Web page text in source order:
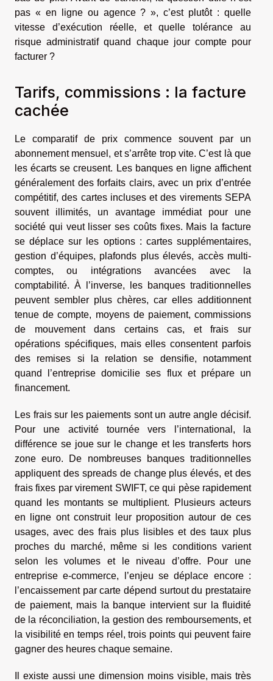
pas « en ligne ou agence ? », c’est plutôt : quelle
vitesse d’exécution réelle, et quelle tolérance au
risque administratif quand chaque jour compte pour
facturer ?
Tarifs, commissions : la facture
cachée
Le comparatif de prix commence souvent par un
abonnement mensuel, et s’arrête trop vite. C’est là que
les écarts se creusent. Les banques en ligne affichent
généralement des forfaits clairs, avec un prix d’entrée
compétitif, des cartes incluses et des virements SEPA
souvent illimités, un avantage immédiat pour une
société qui veut lisser ses coûts fixes. Mais la facture
se déplace sur les options : cartes supplémentaires,
gestion d’équipes, plafonds plus élevés, accès multi-
comptes, ou intégrations avancées avec la
comptabilité. À l’inverse, les banques traditionnelles
peuvent sembler plus chères, car elles additionnent
tenue de compte, moyens de paiement, commissions
de mouvement dans certains cas, et frais sur
opérations spécifiques, mais elles consentent parfois
des remises si la relation se densifie, notamment
quand l’entreprise domicilie ses flux et prépare un
financement.
Les frais sur les paiements sont un autre angle décisif.
Pour une activité tournée vers l’international, la
différence se joue sur le change et les transferts hors
zone euro. De nombreuses banques traditionnelles
appliquent des spreads de change plus élevés, et des
frais fixes par virement SWIFT, ce qui pèse rapidement
quand les montants se multiplient. Plusieurs acteurs
en ligne ont construit leur proposition autour de ces
usages, avec des frais plus lisibles et des taux plus
proches du marché, même si les conditions varient
selon les volumes et le niveau d’offre. Pour une
entreprise e-commerce, l’enjeu se déplace encore :
l’encaissement par carte dépend surtout du prestataire
de paiement, mais la banque intervient sur la fluidité
de la réconciliation, la gestion des remboursements, et
la visibilité en temps réel, trois points qui peuvent faire
gagner des heures chaque semaine.
Il existe aussi une dimension moins visible, mais très